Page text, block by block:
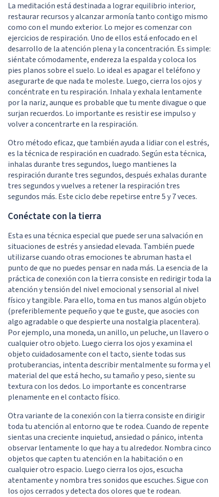
La meditación está destinada a lograr equilibrio interior,
restaurar recursos y alcanzar armonía tanto contigo mismo
como con el mundo exterior. Lo mejor es comenzar con
ejercicios de respiración. Uno de ellos está enfocado en el
desarrollo de la atención plena y la concentración. Es simple:
siéntate cómodamente, endereza la espalda y coloca los
pies planos sobre el suelo. Lo ideal es apagar el teléfono y
asegurarte de que nada te moleste. Luego, cierra los ojos y
concéntrate en tu respiración. Inhala y exhala lentamente
por la nariz, aunque es probable que tu mente divague o que
surjan recuerdos. Lo importante es resistir ese impulso y
volver a concentrarte en la respiración.
Otro método eficaz, que también ayuda a lidiar con el estrés,
es la técnica de respiración en cuadrado. Según esta técnica,
inhalas durante tres segundos, luego mantienes la
respiración durante tres segundos, después exhalas durante
tres segundos y vuelves a retener la respiración tres
segundos más. Este ciclo debe repetirse entre 5 y 7 veces.
Conéctate con la tierra
Esta es una técnica especial que puede ser una salvación en
situaciones de estrés y ansiedad elevada. También puede
utilizarse cuando otras emociones te abruman hasta el
punto de que no puedes pensar en nada más. La esencia de la
práctica de conexión con la tierra consiste en redirigir toda la
atención y tensión del nivel emocional y sensorial al nivel
físico y tangible. Para ello, toma en tus manos algún objeto
(preferiblemente pequeño y que te guste, que asocies con
algo agradable o que despierte una nostalgia placentera).
Por ejemplo, una moneda, un anillo, un peluche, un llavero o
cualquier otro objeto. Luego cierra los ojos y examina el
objeto cuidadosamente con el tacto, siente todas sus
protuberancias, intenta describir mentalmente su forma y el
material del que está hecho, su tamaño y peso, siente su
textura con los dedos. Lo importante es concentrarse
plenamente en el contacto físico.
Otra variante de la conexión con la tierra consiste en dirigir
toda tu atención al entorno que te rodea. Cuando de repente
sientas una creciente inquietud, ansiedad o pánico, intenta
observar lentamente lo que hay a tu alrededor. Nombra cinco
objetos que capten tu atención en la habitación o en
cualquier otro espacio. Luego cierra los ojos, escucha
atentamente y nombra tres sonidos que escuches. Sigue con
los ojos cerrados y detecta dos olores que te rodean.